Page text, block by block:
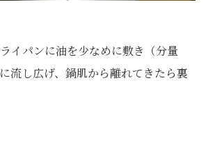
イパンに油を少なめに敷き（分量
流し広げ、鍋肌から離れてきたら裏